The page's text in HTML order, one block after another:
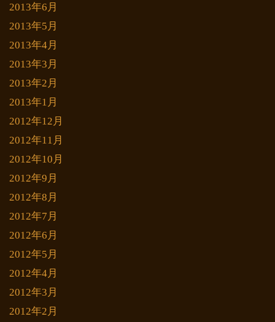
2013年6月
2013年5月
2013年4月
2013年3月
2013年2月
2013年1月
2012年12月
2012年11月
2012年10月
2012年9月
2012年8月
2012年7月
2012年6月
2012年5月
2012年4月
2012年3月
2012年2月